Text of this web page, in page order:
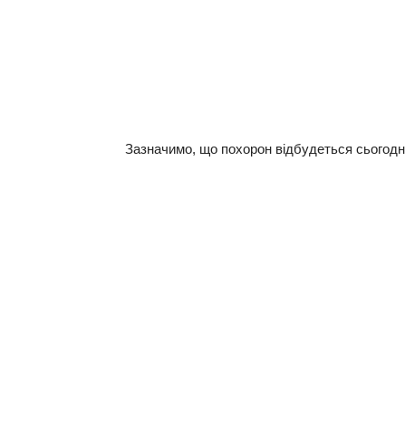
Зазначимо, що похорон відбудеться